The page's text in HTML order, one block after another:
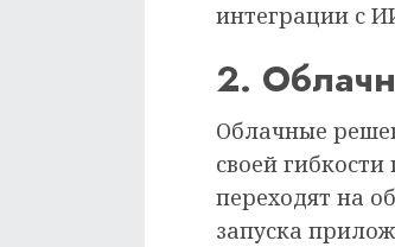
интеграции с
2.
Облачные
своей
переходят на
запуска